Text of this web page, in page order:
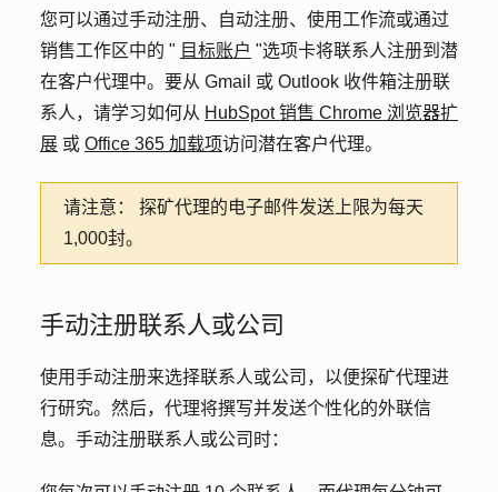
您可以通过手动注册、自动注册、使用工作流或通过
销售工作区中的 " 目标账户 "选项卡将联系人注册到潜
在客户代理中。要从 Gmail 或 Outlook 收件箱注册联
系人，请学习如何从 HubSpot 销售 Chrome 浏览器扩
展 或 Office 365 加载项访问潜在客户代理。
请注意：
探矿代理的电子邮件发送上限为每天
1,000封。
手动注册联系人或公司
使用手动注册来选择联系人或公司，以便探矿代理进
行研究。然后，代理将撰写并发送个性化的外联信
息。手动注册联系人或公司时：